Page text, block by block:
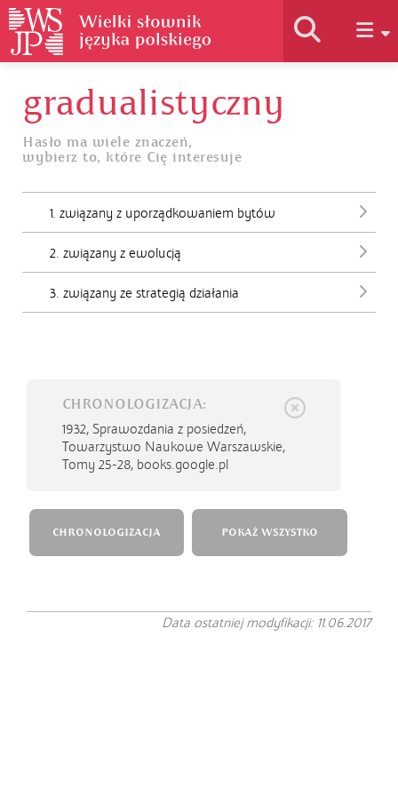
Historia słownika
Jak korzystać
Podstawy naukowe
gradualistyczny
Hasło ma wiele znaczeń,
wybierz to, które Cię interesuje
1. związany z uporządkowaniem bytów
2. związany z ewolucją
3. związany ze strategią działania
CHRONOLOGIZACJA:
1932, Sprawozdania z posiedzeń,
Towarzystwo Naukowe Warszawskie,
Tomy 25-28, books.google.pl
CHRONOLOGIZACJA POKAŻ WSZYSTKO
Data ostatniej modyfikacji: 11.06.2017